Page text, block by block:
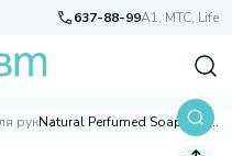
637-88-99A1, МТС, Life
рук Natural Perfumed Soap Orange Flowers